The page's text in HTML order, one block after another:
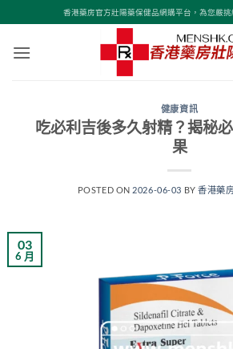
to
content
香港藥房官方壯陽藥保健品網購平台，為您嚴挑
健康資訊
吃必利吉後多久射精？揭秘
果
POSTED ON 2026-06-03 BY香港藥
03
6 月